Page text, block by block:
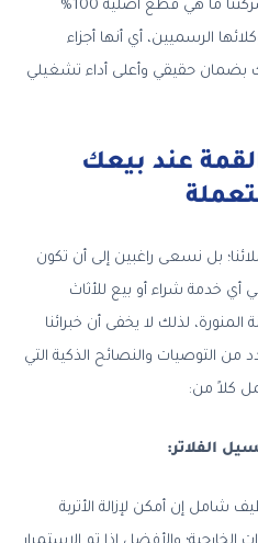
المكيفات في ورش شركتنا ما هي قطع أصلية 100%
الرسميين، أي أنها أجزاء
بضمان حقيقي وأعلى أداء تشغيلي
عند بيعك
بل نسعى راغبين إلى أن تكون
أي خدمة شراء أو بيع للأثاث
لذلك لا يخفى أن خبرائنا
من التوصيات والنصائح الذكية التي
كلاً من:
الفلاتر:
شامل إن أمكن لإزالة الأتربة